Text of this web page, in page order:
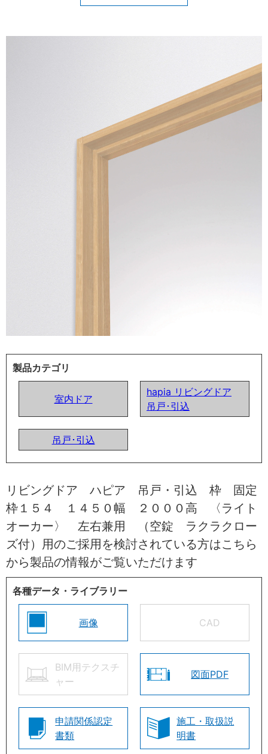
製品カテゴリ
室内ドア
hapia リビングドア
吊戸･引込
吊戸･引込
リビングドア ハピア 吊戸・引込 枠 固定
枠１５４ １４５０幅 ２０００高 〈ライト
オーカー〉 左右兼用 （空錠 ラクラクロー
ズ付）用のご採用を検討されている方はこちら
から製品の情報がご覧いただけます
各種データ・ライブラリー
画像 CAD
BIM用テクスチ
ャー
図面PDF
申請関係認定
書類
施工・取扱説
明書